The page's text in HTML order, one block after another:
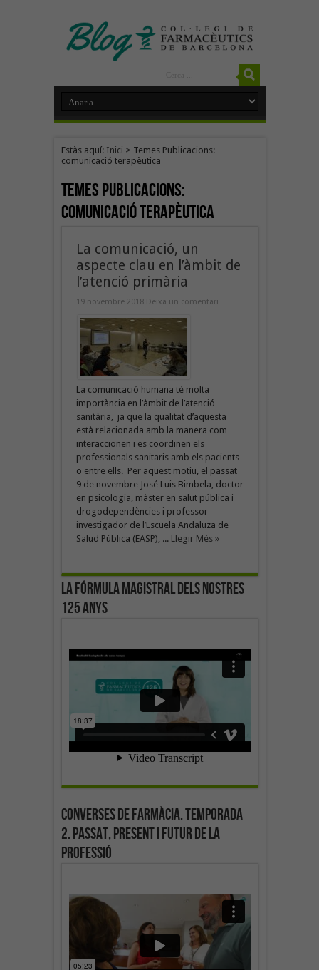
Estàs aquí: Inici > Temes Publicacions:
comunicació terapèutica
Temes Publicacions:
comunicació terapèutica
La comunicació, un
aspecte clau en l’àmbit de
l’atenció primària
19 novembre 2018 Deixa un comentari
La comunicació humana té molta
importància en l’àmbit de l’atenció
sanitària, ja que la qualitat d’aquesta
està relacionada amb la manera com
interaccionen i es coordinen els
professionals sanitaris amb els pacients
o entre ells. Per aquest motiu, el passat
9 de novembre José Luis Bimbela, doctor
en psicologia, màster en salut pública i
drogodependències i professor-
investigador de l’Escuela Andaluza de
Salud Pública (EASP), ... Llegir Més »
La fórmula magistral dels nostres
125 anys
Converses de farmàcia. Temporada
2. Passat, present i futur de la
professió